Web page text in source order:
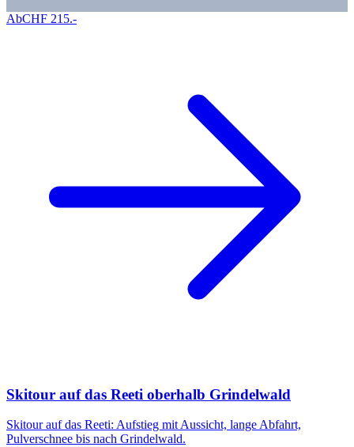
AbCHF 215.-
Skitour auf das Reeti oberhalb Grindelwald
Skitour auf das Reeti: Aufstieg mit Aussicht, lange Abfahrt,
Pulverschnee bis nach Grindelwald.